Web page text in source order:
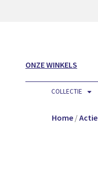
ONZE WINKELS
COLLECTIE
Home /Actie